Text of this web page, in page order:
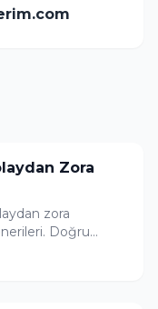
Zora
zora
Doğru